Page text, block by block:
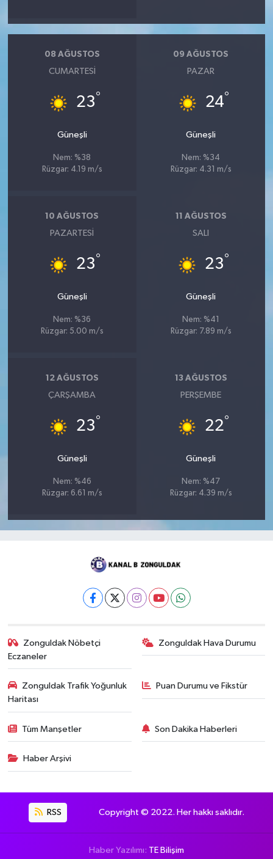
08 AĞUSTOS
CUMARTESI
23°
Güneşli
Nem: %38
Rüzgar: 4.19 m/s
09 AĞUSTOS
PAZAR
24°
Güneşli
Nem: %34
Rüzgar: 4.31 m/s
10 AĞUSTOS
PAZARTESI
23°
Güneşli
Nem: %36
Rüzgar: 5.00 m/s
11 AĞUSTOS
SALI
23°
Güneşli
Nem: %41
Rüzgar: 7.89 m/s
12 AĞUSTOS
ÇARŞAMBA
23°
Güneşli
Nem: %46
Rüzgar: 6.61 m/s
13 AĞUSTOS
PERŞEMBE
22°
Güneşli
Nem: %47
Rüzgar: 4.39 m/s
Zonguldak Nöbetçi
Eczaneler
Zonguldak Hava Durumu
Zonguldak Trafik Yoğunluk
Haritası
Puan Durumu ve Fikstür
Tüm Manşetler Son Dakika Haberleri
Haber Arşivi
RSS Copyright © 2022. Her hakkı saklıdır.
Haber Yazılımı: TE Bilişim